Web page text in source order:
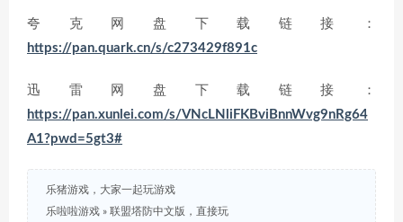
夸克网盘下载链接：
https://pan.quark.cn/s/c273429f891c
迅雷网盘下载链接：
https://pan.xunlei.com/s/VNcLNliFKBviBnnWvg9nRg64
A1?pwd=5gt3#
乐猪游戏，大家一起玩游戏
乐啦啦游戏 » 联盟塔防中文版，直接玩